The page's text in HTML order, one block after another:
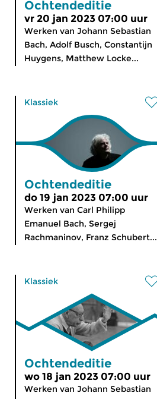
Ochtendeditie
vr 20 jan 2023 07:00 uur
Werken van Johann Sebastian
Bach, Adolf Busch, Constantijn
Huygens, Matthew Locke...
Klassiek
Ochtendeditie
do 19 jan 2023 07:00 uur
Werken van Carl Philipp
Emanuel Bach, Sergej
Rachmaninov, Franz Schubert...
Klassiek
Ochtendeditie
wo 18 jan 2023 07:00 uur
Werken van Johann Sebastian